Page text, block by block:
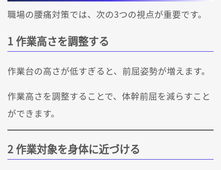
職場の腰痛対策では、次の3つの視点が重要です。
1 作業高さを調整する
作業台の高さが低すぎると、前屈姿勢が増えます。
作業高さを調整することで、体幹前屈を減らすこと
ができます。
2 作業対象を身体に近づける